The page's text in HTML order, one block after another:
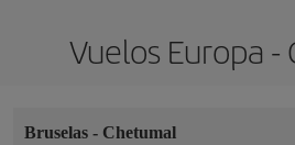
Vuelos Europa
Bruselas - Chetumal